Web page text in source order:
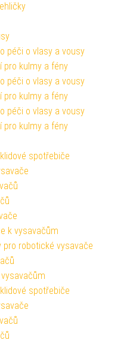
péči o vlasy a vousy
pro kulmy a fény
péči o vlasy a vousy
pro kulmy a fény
péči o vlasy a vousy
pro kulmy a fény
spotřebiče
k vysavačům
pro robotické vysavače
spotřebiče